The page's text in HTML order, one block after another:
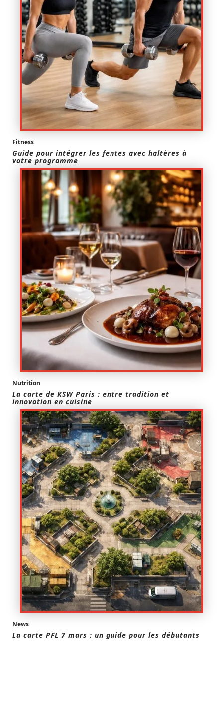
Fitness
Guide pour intégrer les fentes avec haltères à
votre programme
Nutrition
La carte de KSW Paris : entre tradition et
innovation en cuisine
News
La carte PFL 7 mars : un guide pour les débutants